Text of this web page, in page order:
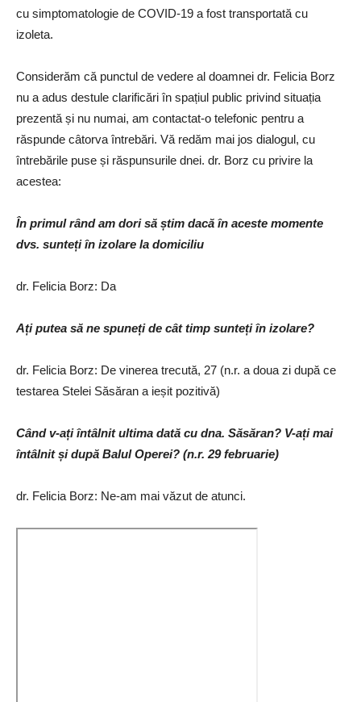
cu simptomatologie de COVID-19 a fost transportată cu
izoleta.
Considerăm că punctul de vedere al doamnei dr. Felicia Borz
nu a adus destule clarificări în spațiul public privind situația
prezentă și nu numai, am contactat-o telefonic pentru a
răspunde câtorva întrebări. Vă redăm mai jos dialogul, cu
întrebările puse și răspunsurile dnei. dr. Borz cu privire la
acestea:
În primul rând am dori să știm dacă în aceste momente
dvs. sunteți în izolare la domiciliu
dr. Felicia Borz: Da
Ați putea să ne spuneți de cât timp sunteți în izolare?
dr. Felicia Borz: De vinerea trecută, 27 (n.r. a doua zi după ce
testarea Stelei Săsăran a ieșit pozitivă)
Când v-ați întâlnit ultima dată cu dna. Săsăran? V-ați mai
întâlnit și după Balul Operei? (n.r. 29 februarie)
dr. Felicia Borz: Ne-am mai văzut de atunci.